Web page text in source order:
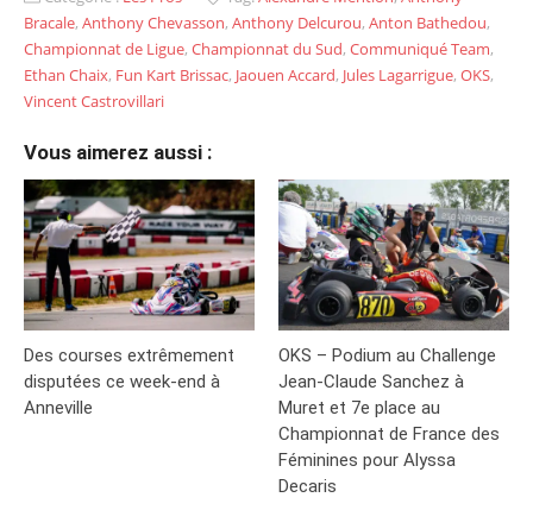
Bracale, Anthony Chevasson, Anthony Delcurou, Anton Bathedou,
Championnat de Ligue, Championnat du Sud, Communiqué Team,
Ethan Chaix, Fun Kart Brissac, Jaouen Accard, Jules Lagarrigue, OKS,
Vincent Castrovillari
Vous aimerez aussi :
Des courses extrêmement
disputées ce week-end à
Anneville
OKS – Podium au Challenge
Jean-Claude Sanchez à
Muret et 7e place au
Championnat de France des
Féminines pour Alyssa
Decaris